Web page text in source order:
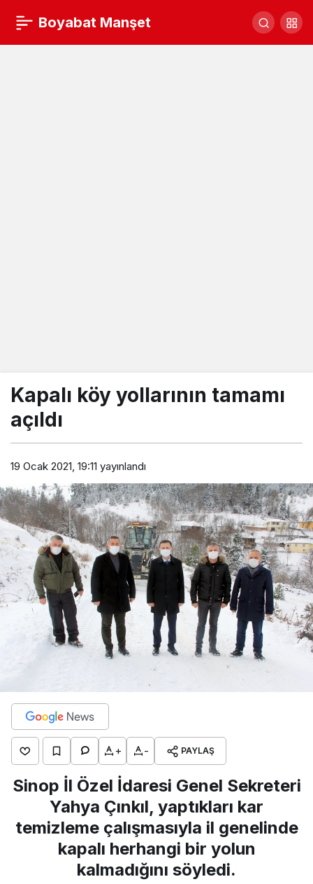
Boyabat Manşet
Kapalı köy yollarının tamamı
açıldı
19 Ocak 2021, 19:11 yayınlandı
+ - PAYLAŞ
Sinop İl Özel İdaresi Genel Sekreteri
Yahya Çınkıl, yaptıkları kar
temizleme çalışmasıyla il genelinde
kapalı herhangi bir yolun
kalmadığını söyledi.
Boyabat sanayisi çalışıyor,Boyabat gelişiyor